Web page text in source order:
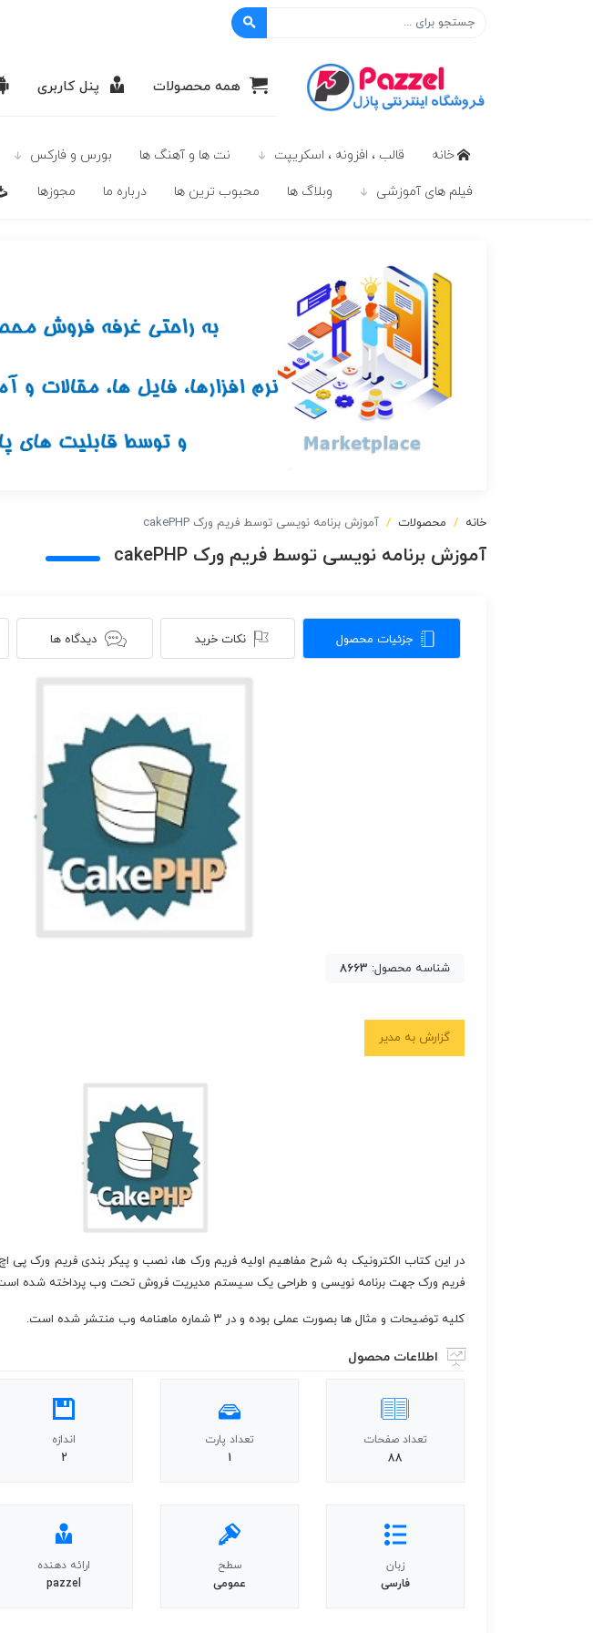
همه محصولات پنل کاربری
خانه قالب ، افزونه ، اسکریپت نت ها و آهنگ ها بورس و فارکس
فیلم های آموزشی وبلاگ ها محبوب ترين ها درباره ما مجوزها
خانه محصولات آموزش برنامه نویسی توسط فریم ورک cakePHP
آموزش برنامه نویسی توسط فریم ورک cakePHP
جزئیات محصول نکات خرید دیدگاه ها
شناسه محصول: 8663
گزارش به مدیر
در این کتاب الکترونیک به شرح مفاهیم اولیه فریم ورک ها، نصب و پیکر بندی فریم ورک پی
فریم ورک جهت برنامه نویسی و طراحی یک سیستم مدیریت فروش تحت وب پرداخته شده
کلیه توضیحات و مثال ها بصورت عملی بوده و در ۳ شماره ماهنامه وب منتشر شده است.
اطلاعات محصول
تعداد صفحات
88
تعداد پارت
1
اندازه
2
زبان
فارسی
سطح
عمومی
ارائه دهنده
pazzel